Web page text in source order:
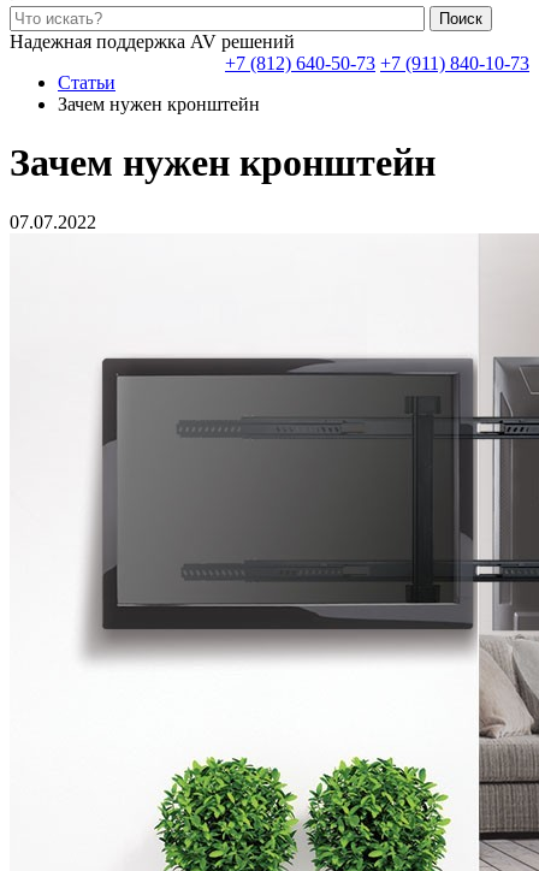
Поиск
Надежная поддержка AV решений
+7 (812) 640-50-73 +7 (911) 840-10-73
Статьи
Зачем нужен кронштейн
Зачем нужен кронштейн
07.07.2022